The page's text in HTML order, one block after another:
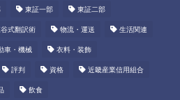
東証一部 東証二部
式翻訳術 物流・運送 生活関連
車・機械 衣料・装飾
評判 資格 近畿産業信用組合
飲食